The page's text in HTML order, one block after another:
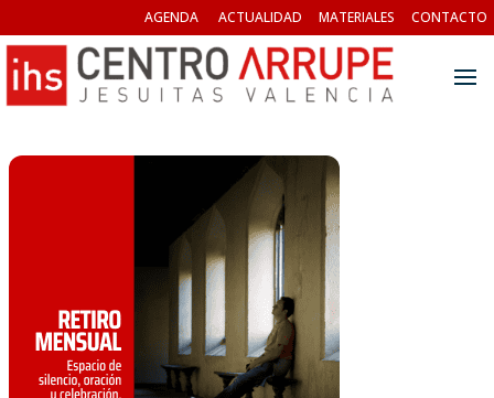
AGENDA ACTUALIDAD MATERIALES CONTACTO